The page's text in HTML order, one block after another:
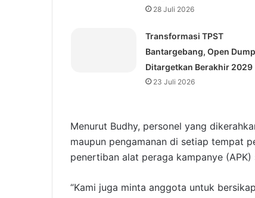
28 Juli 2026
Transformasi TPST
Bantargebang, Open
Ditargetkan Berakhir 2029
23 Juli 2026
Menurut Budhy, personel yang
maupun pengamanan di setiap tempat
penertiban alat peraga kampanye
“Kami juga minta anggota untuk